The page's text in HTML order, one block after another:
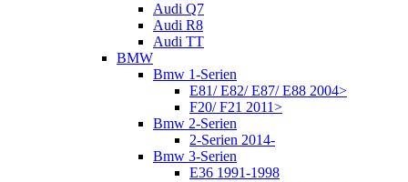
Audi Q7
Audi R8
Audi TT
BMW
Bmw 1-Serien
E81/ E82/ E87/ E88 2004>
F20/ F21 2011>
Bmw 2-Serien
2-Serien 2014-
Bmw 3-Serien
E36 1991-1998